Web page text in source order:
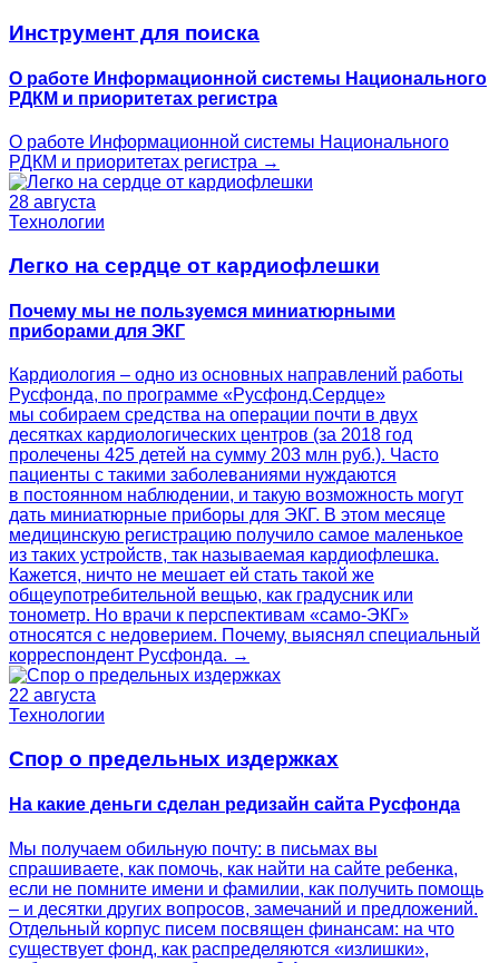
Инструмент для поиска
О работе Информационной системы Национального
РДКМ и приоритетах регистра
О работе Информационной системы Национального
РДКМ и приоритетах регистра →
28 августа
Технологии
Легко на сердце от кардиофлешки
Почему мы не пользуемся миниатюрными
приборами для ЭКГ
Кардиология – одно из основных направлений работы
Русфонда, по программе «Русфонд.Сердце»
мы собираем средства на операции почти в двух
десятках кардиологических центров (за 2018 год
пролечены 425 детей на сумму 203 млн руб.). Часто
пациенты с такими заболеваниями нуждаются
в постоянном наблюдении, и такую возможность могут
дать миниатюрные приборы для ЭКГ. В этом месяце
медицинскую регистрацию получило самое маленькое
из таких устройств, так называемая кардиофлешка.
Кажется, ничто не мешает ей стать такой же
общеупотребительной вещью, как градусник или
тонометр. Но врачи к перспективам «само-ЭКГ»
относятся с недоверием. Почему, выяснял специальный
корреспондент Русфонда. →
22 августа
Технологии
Спор о предельных издержках
На какие деньги сделан редизайн сайта Русфонда
Мы получаем обильную почту: в письмах вы
спрашиваете, как помочь, как найти на сайте ребенка,
если не помните имени и фамилии, как получить помощь
– и десятки других вопросов, замечаний и предложений.
Отдельный корпус писем посвящен финансам: на что
существует фонд, как распределяются «излишки»,